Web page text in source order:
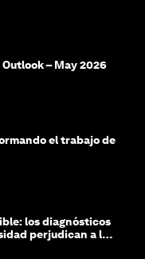
– May 2026
el trabajo de
los diagnósticos
perjudican a las